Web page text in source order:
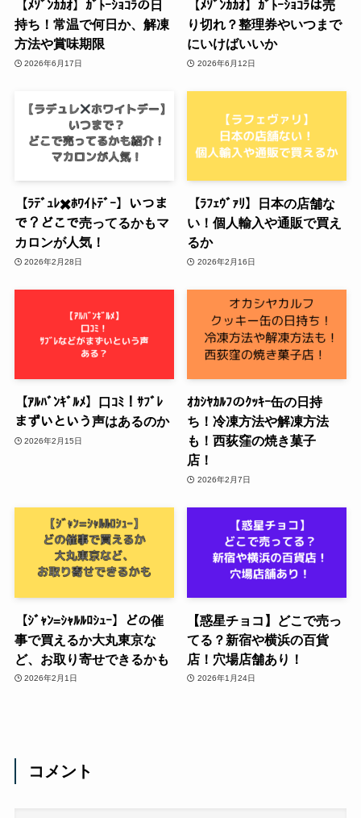
【ﾒｿﾞﾝｶｶｵ】ｶﾞﾄｰｼｮｺﾗの日
持ち！常温で何日か、解凍
方法や賞味期限
2026年6月17日
【ﾒｿﾞﾝｶｶｵ】ｶﾞﾄｰｼｮｺﾗは売
り切れ？整理券やいつまで
にいけばいいか
2026年6月12日
【ﾗﾃﾞｭﾚ✖️ﾎﾜｲﾄﾃﾞｰ】いつま
で？どこで売ってるかもマ
カロンが人気！
2026年2月28日
【ﾗﾌｪｳﾞｧﾘ】日本の店舗な
い！個人輸入や通販で買え
るか
2026年2月16日
【ｱﾙﾊﾞﾝｷﾞﾙﾒ】口ｺﾐ！ｻﾌﾞﾚ
まずいという声はあるのか
2026年2月15日
ｵｶｼﾔｶﾙﾌのｸｯｷｰ缶の日持
ち！冷凍方法や解凍方法
も！西荻窪の焼き菓子
店！
2026年2月7日
【ｼﾞｬﾝ=ｼｬﾙﾙﾛｼｭｰ】どの催
事で買えるか大丸東京な
ど、お取り寄せできるかも
2026年2月1日
【惑星チョコ】どこで売っ
てる？新宿や横浜の百貨
店！穴場店舗あり！
2026年1月24日
コメント